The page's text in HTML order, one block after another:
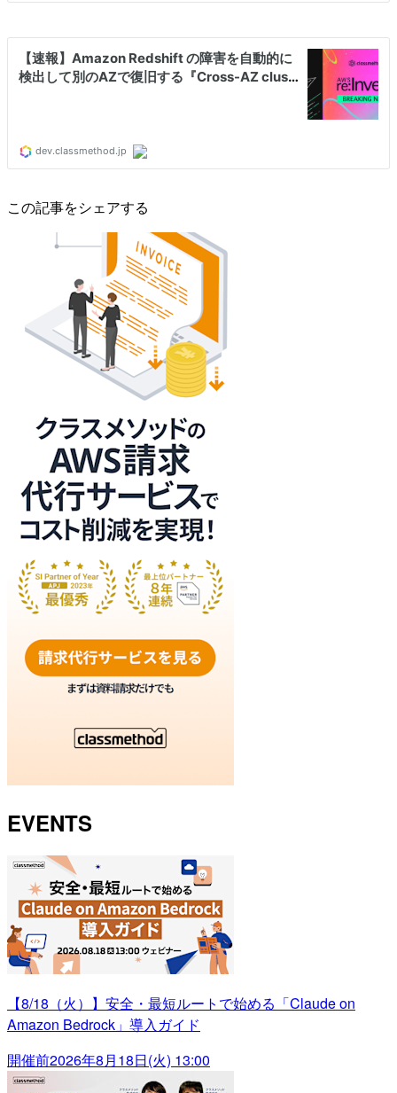
この記事をシェアする
EVENTS
【8/18（火）】安全・最短ルートで始める「Claude on
Amazon Bedrock」導入ガイド
開催前2026年8月18日(火) 13:00